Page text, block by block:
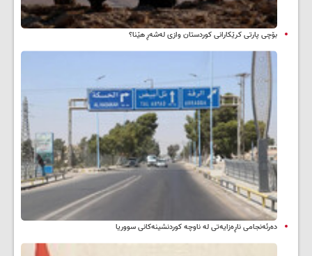
بۆچی پارتی کرێکارانی کوردستان وازی لەشەڕ هێنا؟
دەرئەنجامی ناڕەزایەتی لە ناوچە کوردنشینەکانی سووریا